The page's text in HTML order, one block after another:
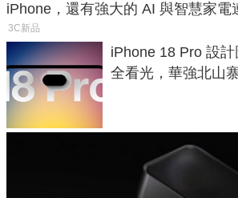
iPhone，還有強大的 AI 與智慧家電
3C新品
iPhone 18 Pro 設
全看光，華強北山